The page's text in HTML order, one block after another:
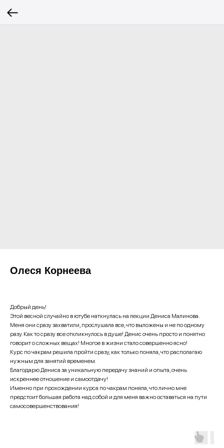
Олеся Корнеева
Добрый день!
Этой весной случайно в ютубе наткнулась на лекции Дениса Малинова.
Меня они сразу захватили, прослушала все, что выложены и не по одному
разу. Как то сразу все откликнулось в душе! Денис очень просто и понятно
говорит о сложных вещах! Многое в жизни стало совершенно ясно!
Курс по чакрам решила пройти сразу, как только поняла, что располагаю
нужным для занятий временем.
Благодарю Дениса за уникальную передачу знаний и опыта, очень
искреннее отношение и самоотдачу!
Именно при прохождении курса по чакрам поняла, что лично мне
предстоит большая работа над собой и для меня важно оставаться на пути
самосовершенствования!